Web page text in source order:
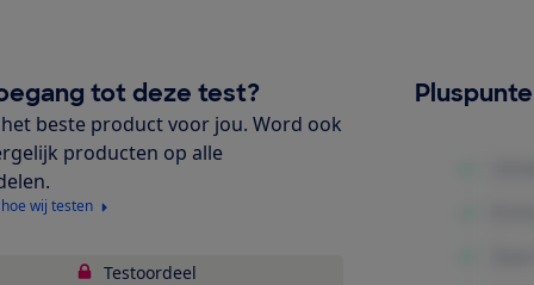
tot deze test?
beste product voor jou. Word ook
producten op alle
wij testen
Testoordeel